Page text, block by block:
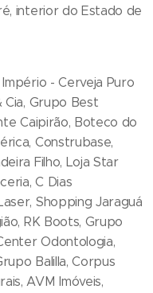
interior do Estado de
- Cerveja Puro
Cia, Grupo Best
Caipirão, Boteco do
Construbase,
Filho, Loja Star
C Dias
Shopping Jaraguá
RK Boots, Grupo
Odontologia,
Balilla, Corpus
AVM Imóveis,